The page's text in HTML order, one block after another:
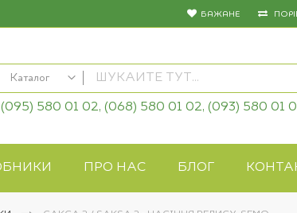
БАЖАНЕ
Каталог
КАТАЛОГ
(095) 580 01 02, (068) 580 01 02, (093) 580 01
ПРО НАС БЛОГ